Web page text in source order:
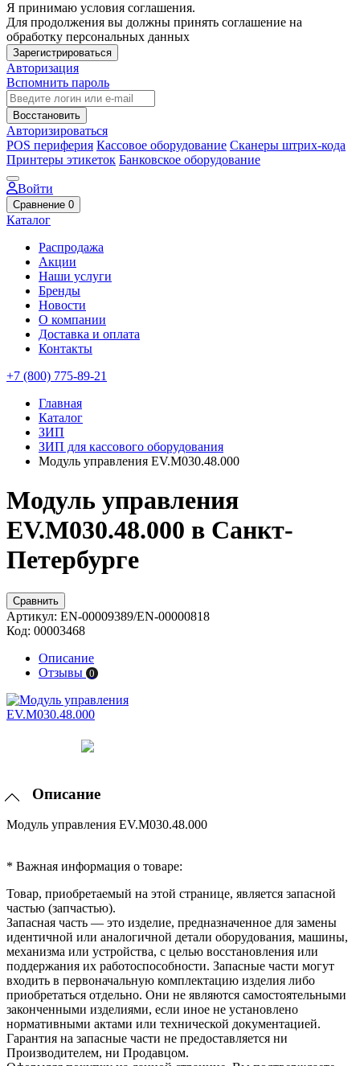
Я принимаю условия соглашения.
Для продолжения вы должны принять соглашение на
обработку персональных данных
Зарегистрироваться
Авторизация
Вспомнить пароль
Восстановить
Авторизироваться
POS периферия Кассовое оборудование Сканеры штрих-кода
Принтеры этикеток Банковское оборудование
Войти
Сравнение 0
Каталог
Распродажа
Акции
Наши услуги
Бренды
Новости
О компании
Доставка и оплата
Контакты
+7 (800) 775-89-21
Главная
Каталог
ЗИП
ЗИП для кассового оборудования
Модуль управления EV.M030.48.000
Модуль управления
EV.M030.48.000 в Санкт-
Петербурге
Сравнить
Артикул: EN-00009389/EN-00000818
Код: 00003468
Описание
Отзывы 0
Описание
Модуль управления EV.M030.48.000
* Важная информация о товаре:
Товар, приобретаемый на этой странице, является запасной
частью (запчастью).
Запасная часть — это изделие, предназначенное для замены
идентичной или аналогичной детали оборудования, машины,
механизма или устройства, с целью восстановления или
поддержания их работоспособности. Запасные части могут
входить в первоначальную комплектацию изделия либо
приобретаться отдельно. Они не являются самостоятельными
законченными изделиями, если иное не установлено
нормативными актами или технической документацией.
Гарантия на запасные части не предоставляется ни
Производителем, ни Продавцом.